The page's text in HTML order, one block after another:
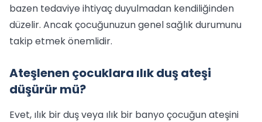
bazen tedaviye ihtiyaç duyulmadan kendiliğinden
düzelir. Ancak çocuğunuzun genel sağlık durumunu
takip etmek önemlidir.
Ateşlenen çocuklara ılık duş ateşi
düşürür mü?
Evet, ılık bir duş veya ılık bir banyo çocuğun ateşini